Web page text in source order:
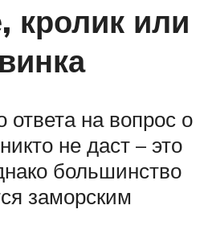
кролик или
ответа на вопрос о
не даст – это
большинство
заморским